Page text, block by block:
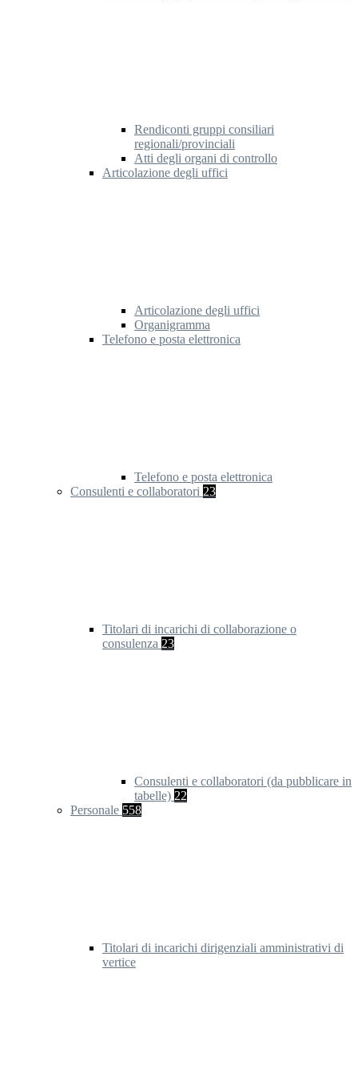
Rendiconti gruppi consiliari
regionali/provinciali
Atti degli organi di controllo
Articolazione degli uffici
Articolazione degli uffici
Organigramma
Telefono e posta elettronica
Telefono e posta elettronica
Consulenti e collaboratori 23
Titolari di incarichi di collaborazione o
consulenza 23
Consulenti e collaboratori (da pubblicare in
tabelle) 22
Personale 558
Titolari di incarichi dirigenziali amministrativi di
vertice